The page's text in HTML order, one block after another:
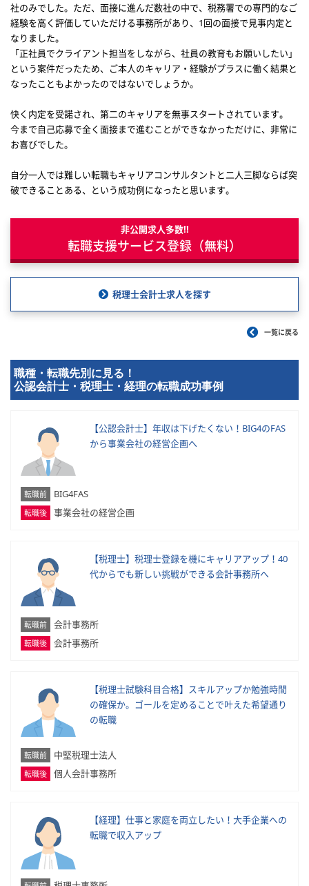
社のみでした。ただ、面接に進んだ数社の中で、税務署での専門的なご
経験を高く評価していただける事務所があり、1回の面接で見事内定と
なりました。
「正社員でクライアント担当をしながら、社員の教育もお願いしたい」
という案件だったため、ご本人のキャリア・経験がプラスに働く結果と
なったこともよかったのではないでしょうか。
快く内定を受諾され、第二のキャリアを無事スタートされています。
今まで自己応募で全く面接まで進むことができなかっただけに、非常に
お喜びでした。
自分一人では難しい転職もキャリアコンサルタントと二人三脚ならば突
破できることある、という成功例になったと思います。
非公開求人多数!!
転職支援サービス登録（無料）
税理士会計士求人を探す
一覧に戻る
職種・転職先別に見る！
公認会計士・税理士・経理の転職成功事例
【公認会計士】年収は下げたくない！BIG4のFAS
から事業会社の経営企画へ
転職前 BIG4FAS
転職後 事業会社の経営企画
【税理士】税理士登録を機にキャリアアップ！40
代からでも新しい挑戦ができる会計事務所へ
転職前 会計事務所
転職後 会計事務所
【税理士試験科目合格】スキルアップか勉強時間
の確保か。ゴールを定めることで叶えた希望通り
の転職
転職前 中堅税理士法人
転職後 個人会計事務所
【経理】仕事と家庭を両立したい！大手企業への
転職で収入アップ